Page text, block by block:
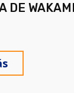
DE